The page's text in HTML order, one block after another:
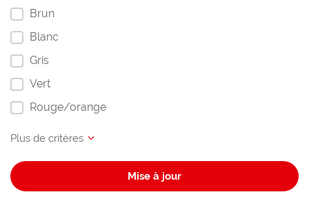
Brun
Blanc
Gris
Vert
Rouge/orange
Mise à jour